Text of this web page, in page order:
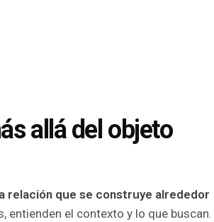
allá del objeto
relación que se construye alrededor
entienden el contexto y lo que buscan.